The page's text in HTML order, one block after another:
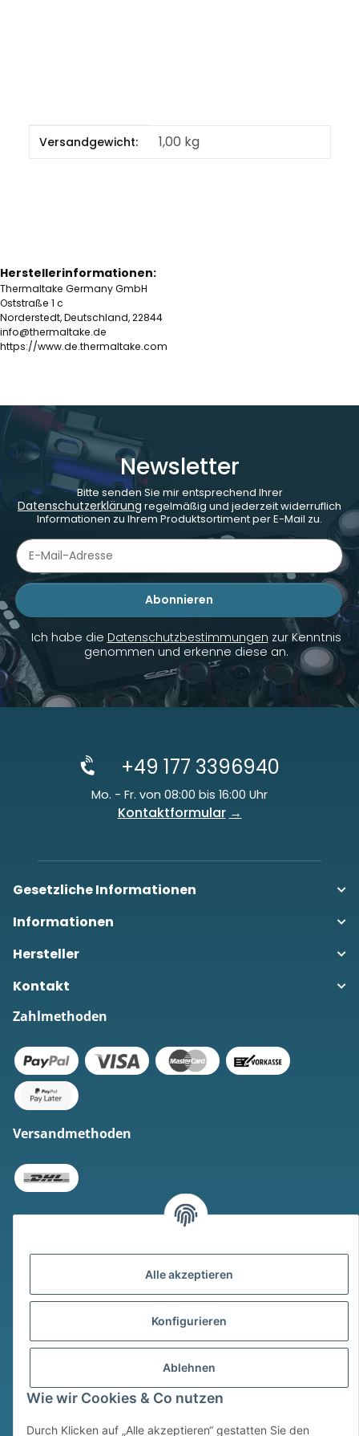
Alle akzeptieren
Konfigurieren
Ablehnen
Wie wir Cookies & Co nutzen
Durch Klicken auf „Alle akzeptieren“ gestatten Sie den
Produkteigenschaft
Wert
Versandgewicht: 1,00 kg
Herstellerinformationen:
Thermaltake Germany GmbH
Oststraße 1 c
Norderstedt, Deutschland, 22844
info@thermaltake.de
https://www.de.thermaltake.com
Newsletter
Bitte senden Sie mir entsprechend Ihrer
Datenschutzerklärung regelmäßig und jederzeit widerruflich
Informationen zu Ihrem Produktsortiment per E-Mail zu.
Abonnieren
Newsletter Abonnieren
Ich habe die Datenschutzbestimmungen zur Kenntnis
genommen und erkenne diese an.
+49 177 3396940
Mo. - Fr. von 08:00 bis 16:00 Uhr
Kontaktformular
Gesetzliche Informationen
Informationen
Hersteller
Kontakt
Zahlmethoden
Versandmethoden
* Alle Preise inkl. gesetzlicher USt., zzgl.
Widerrufsbutton
© © Sim Motion GmbH 2026
Powered byJTL-Shop